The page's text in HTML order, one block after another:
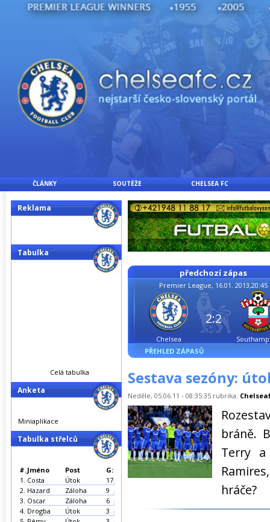
ČLÁNKY SOUTĚŽE CHELSEA FC
předchozí zápas
Premier League, 16.01. 2013,20:45
Chelsea
2:2
PŘEHLED ZÁPASŮ
Sestava sezóny:
Neděle, 05.06.11 - 08:35:35 rubrika:
bráně.
Terry
hráče?
Reklama
Tabulka
Celá tabulka
Anketa
Miniaplikace
Tabulka střelců
#.Jméno Post
G:
1. Costa Útok
17
2. Hazard Záloha
9
3. Oscar Záloha
6
4. Drogba Útok
3